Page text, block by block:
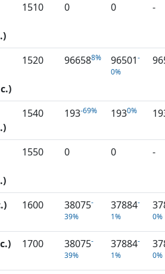
1510 0 0 -
1520 966588% 96501-
0%
1540 193-69% 1930%
1550 0 0 -
1600 38075-
39%
37884-
1%
0%
1700 38075-
39%
37884-
1%
0%